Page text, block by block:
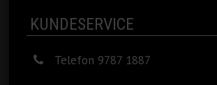
KUNDESERVICE
Telefon 9787 1887